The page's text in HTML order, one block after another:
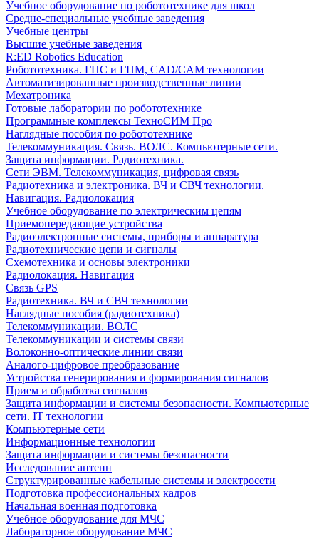
Учебное оборудование по робототехнике для школ
Средне-специальные учебные заведения
Учебные центры
Высшие учебные заведения
R:ED Robotics Education
Робототехника. ГПС и ГПМ, CAD/CAM технологии
Автоматизированные производственные линии
Мехатроника
Готовые лаборатории по робототехнике
Программные комплексы ТехноСИМ Про
Наглядные пособия по робототехнике
Телекоммуникация. Связь. ВОЛС. Компьютерные сети.
Защита информации. Радиотехника.
Сети ЭВМ. Телекоммуникация, цифровая связь
Радиотехника и электроника. ВЧ и СВЧ технологии.
Навигация. Радиолокация
Учебное оборудование по электрическим цепям
Приемопередающие устройства
Радиоэлектронные системы, приборы и аппаратура
Радиотехнические цепи и сигналы
Схемотехника и основы электроники
Радиолокация. Навигация
Связь GPS
Радиотехника. ВЧ и СВЧ технологии
Наглядные пособия (радиотехника)
Телекоммуникации. ВОЛС
Телекоммуникации и системы связи
Волоконно-оптические линии связи
Аналого-цифровое преобразование
Устройства генерирования и формирования сигналов
Прием и обработка сигналов
Защита информации и системы безопасности. Компьютерные
сети. IT технологии
Компьютерные сети
Информационные технологии
Защита информации и системы безопасности
Исследование антенн
Структурированные кабельные системы и электросети
Подготовка профессиональных кадров
Начальная военная подготовка
Учебное оборудование для МЧС
Лабораторное оборудование МЧС